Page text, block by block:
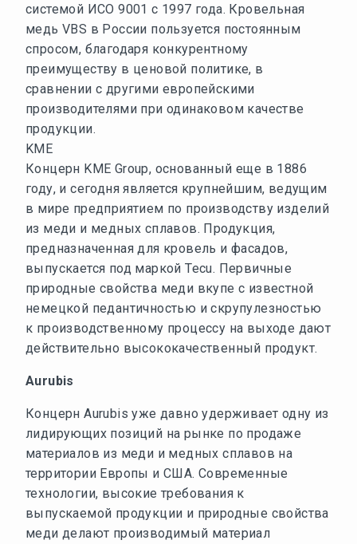
системой ИСО 9001 с 1997 года. Кровельная
медь VBS в России пользуется постоянным
спросом, благодаря конкурентному
преимуществу в ценовой политике, в
сравнении с другими европейскими
производителями при одинаковом качестве
продукции.
KME
Концерн KME Group, основанный еще в 1886
году, и сегодня является крупнейшим, ведущим
в мире предприятием по производству изделий
из меди и медных сплавов. Продукция,
предназначенная для кровель и фасадов,
выпускается под маркой Tecu. Первичные
природные свойства меди вкупе с известной
немецкой педантичностью и скрупулезностью
к производственному процессу на выходе дают
действительно высококачественный продукт.
Aurubis
Концерн Aurubis уже давно удерживает одну из
лидирующих позиций на рынке по продаже
материалов из меди и медных сплавов на
территории Европы и США. Современные
технологии, высокие требования к
выпускаемой продукции и природные свойства
меди делают производимый материал